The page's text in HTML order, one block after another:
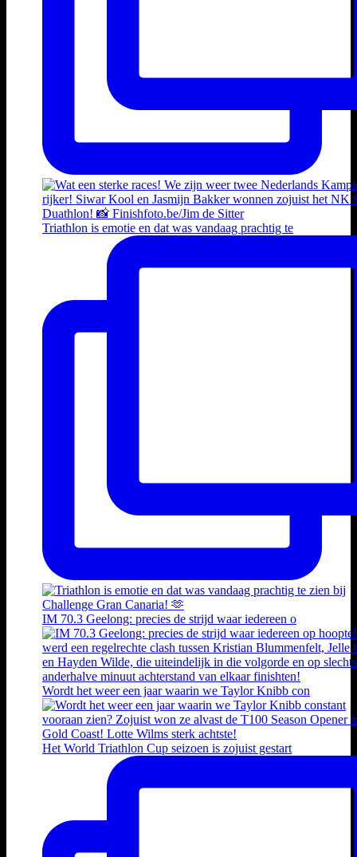
Triathlon is emotie en dat was vandaag prachtig te
IM 70.3 Geelong: precies de strijd waar iedereen o
Wordt het weer een jaar waarin we Taylor Knibb con
Het World Triathlon Cup seizoen is zojuist gestart